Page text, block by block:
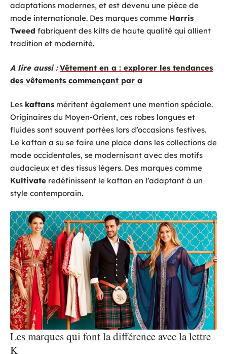
adaptations modernes, et est devenu une pièce de
mode internationale. Des marques comme Harris
Tweed fabriquent des kilts de haute qualité qui allient
tradition et modernité.
A lire aussi : Vêtement en a : explorer les tendances
des vêtements commençant par a
Les kaftans méritent également une mention spéciale.
Originaires du Moyen-Orient, ces robes longues et
fluides sont souvent portées lors d’occasions festives.
Le kaftan a su se faire une place dans les collections de
mode occidentales, se modernisant avec des motifs
audacieux et des tissus légers. Des marques comme
Kultivate redéfinissent le kaftan en l’adaptant à un
style contemporain.
Les marques qui font la différence avec la lettre
K